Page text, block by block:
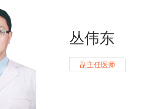
丛伟东
副主任医师